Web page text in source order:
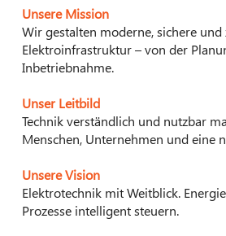
Unsere Mission
Wir gestalten moderne, sichere
Elektroinfrastruktur – von der
Inbetriebnahme.
Unser Leitbild
Technik verständlich und nutzbar
Menschen, Unternehmen und eine
Unsere Vision
Elektrotechnik mit Weitblick.
Prozesse intelligent steuern.